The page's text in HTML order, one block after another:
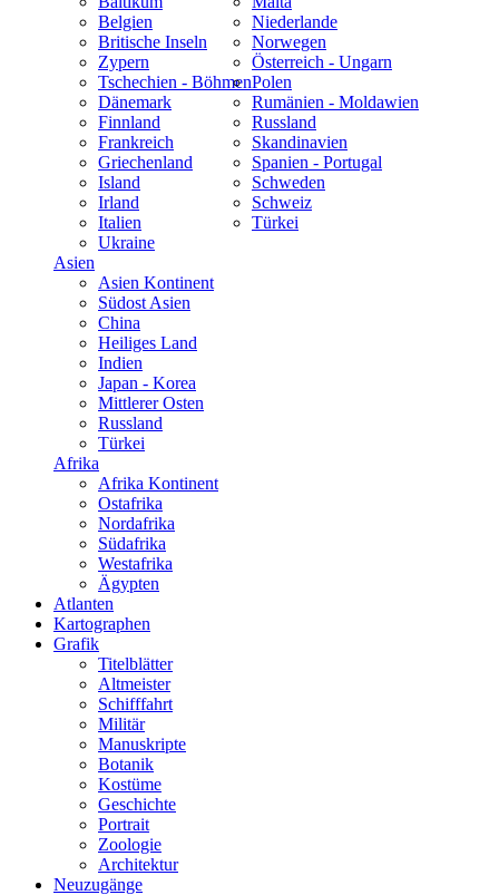
Belgien
Britische Inseln
Zypern
Tschechien - Böhmen
Dänemark
Finnland
Frankreich
Griechenland
Island
Irland
Italien
Niederlande
Norwegen
Österreich - Ungarn
Polen
Rumänien - Moldawien
Russland
Skandinavien
Spanien - Portugal
Schweden
Schweiz
Türkei
Ukraine
Asien
Asien Kontinent
Südost Asien
China
Heiliges Land
Indien
Japan - Korea
Mittlerer Osten
Russland
Türkei
Afrika
Afrika Kontinent
Ostafrika
Nordafrika
Südafrika
Westafrika
Ägypten
Atlanten
Kartographen
Grafik
Titelblätter
Altmeister
Schifffahrt
Militär
Manuskripte
Botanik
Kostüme
Geschichte
Portrait
Zoologie
Architektur
Neuzugänge